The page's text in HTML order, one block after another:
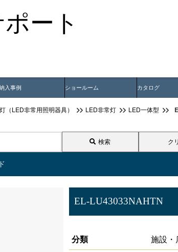
ート
入事例
納入事例動画 ショールーム カタログ
（LED非常用照明器具） LED非常灯 LED一体型
検索 ク
EL-LU43033NAHTN
分類
施設